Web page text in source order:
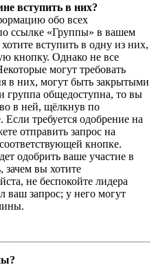
вступить в них?
обо всех
ссылке «Группы» в вашем
вступить в одну из них,
кнопку. Однако не все
могут требовать
в них, могут быть закрытыми
общедоступна, то вы
в ней, щёлкнув по
требуется одобрение на
отправить запрос на
кнопке.
одобрить ваше участие в
зачем вы хотите
не беспокойте лидера
ваш запрос; у него могут